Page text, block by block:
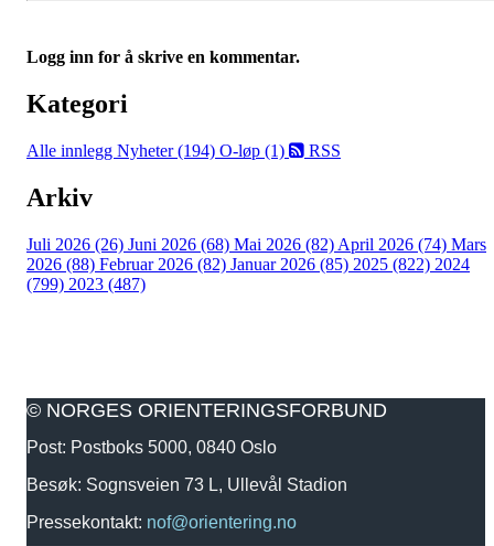
Logg inn for å skrive en kommentar.
Kategori
Alle innlegg Nyheter (194) O-løp (1) RSS
Arkiv
Juli 2026 (26) Juni 2026 (68) Mai 2026 (82) April 2026 (74) Mars
2026 (88) Februar 2026 (82) Januar 2026 (85) 2025 (822) 2024
(799) 2023 (487)
© NORGES ORIENTERINGSFORBUND
Post: Postboks 5000, 0840 Oslo
Besøk: Sognsveien 73 L, Ullevål Stadion
Pressekontakt: nof@orientering.no